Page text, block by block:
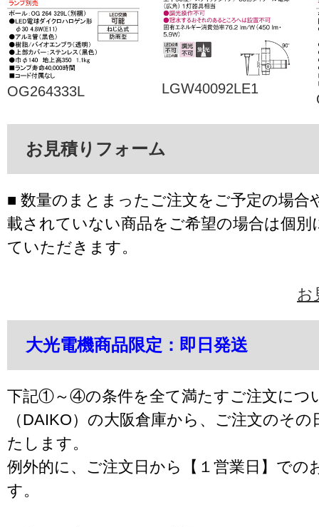
OG264333L LGW40092LE1
お見積りフォーム
■ 数量のまとまったご注文をご予定の場合
載されていない商品をご希望の場合は個別
ていただきます。
お
大光電機商品限定：即日発送
下記①～④の条件を全て満たすご注文につ
（DAIKO）の大阪倉庫から、ご注文のそ
たします。
例外的に、ご注文日から【１営業日】での
す。